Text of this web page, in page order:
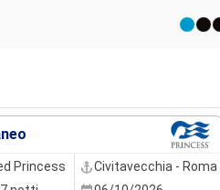
Princess
Civitavecchia - Roma